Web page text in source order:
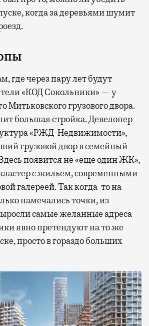
когда за деревьями шумит
где через пару лет будут
«КОД Сокольники» — у
Митьковского грузового двора.
большая стройка. Девелопер
«РЖД-Недвижимости»,
грузовой двор в семейный
появится не «еще один ЖК»,
с жильем, современными
галереей. Так когда-то на
намечались точки, из
самые желанные адреса
явно претендуют на то же
просто в гораздо больших